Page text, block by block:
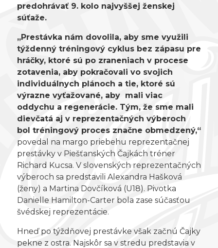
predohrávať 9. kolo najvyššej ženskej
súťaže.
„Prestávka nám dovolila, aby sme využili
týždenný tréningový cyklus bez zápasu pre
hráčky, ktoré sú po zraneniach v procese
zotavenia, aby pokračovali vo svojich
individuálnych plánoch a tie, ktoré sú
výrazne vyťažované, aby mali viac
oddychu a regenerácie. Tým, že sme mali
dievčatá aj v reprezentačných výberoch
bol tréningový proces značne obmedzený,“
povedal na margo priebehu reprezentačnej
prestávky v Piešťanských Čajkách tréner
Richard Kucsa. V slovenských reprezentačných
výberoch sa predstavili Alexandra Hašková
(ženy) a Martina Dovčíková (U18). Pivotka
Danielle Hamilton-Carter bola zase súčasťou
švédskej reprezentácie.
Hneď po týždňovej prestávke však začnú Čajky
pekne z ostra. Najskôr sa v stredu predstavia v